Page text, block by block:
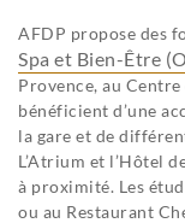
AFDP propose des
Spa et Bien-Être
Provence, au
bénéficient d’une
la gare et de
L’Atrium et l’Hôtel
à proximité. Les
ou au Restaurant